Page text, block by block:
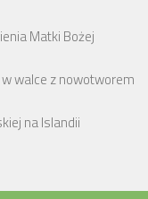
Matki Bożej
walce z nowotworem
na Islandii